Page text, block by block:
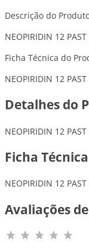
Descrição do
NEOPIRIDIN 12
Ficha Técnica do
NEOPIRIDIN 12
Detalhes do
NEOPIRIDIN 12
Ficha Técnica
NEOPIRIDIN 12
Avaliações